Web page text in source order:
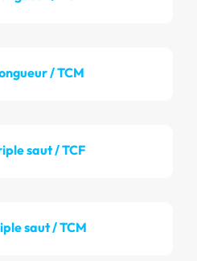
/ TCM
saut / TCF
saut / TCM